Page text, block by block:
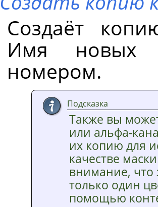
Создаёт
Имя новых
номером.
Подсказка
Также вы
или альфа-
их копию для
качестве
внимание, что
только один
помощью